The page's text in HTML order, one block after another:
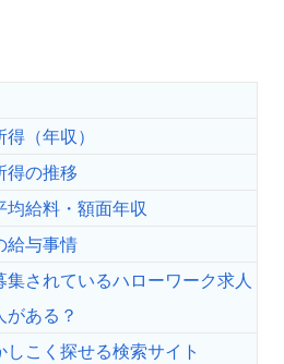
（年収）
得の推移
均給料・額面年収
給与事情
されているハローワーク求人
ある？
こく探せる検索サイト